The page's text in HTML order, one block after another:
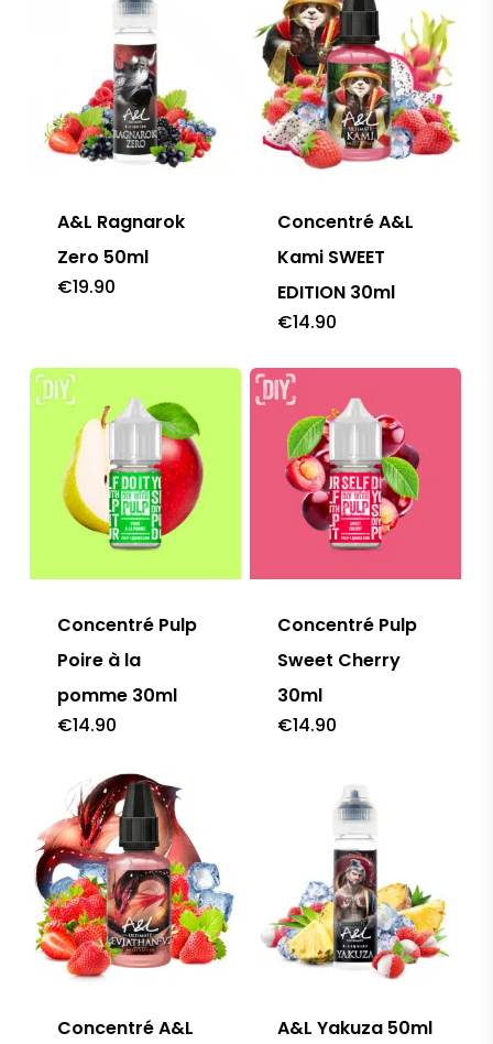
A&L Ragnarok
Zero 50ml
€19.90
Concentré A&L
Kami SWEET
EDITION 30ml
€14.90
Concentré Pulp
Poire à la
pomme 30ml
€14.90
Concentré Pulp
Sweet Cherry
30ml
€14.90
Concentré A&L
A&L Yakuza 50ml